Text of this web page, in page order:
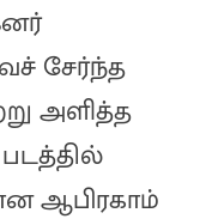
சேர்ந்த
அளித்த
ஆபிரகாம்